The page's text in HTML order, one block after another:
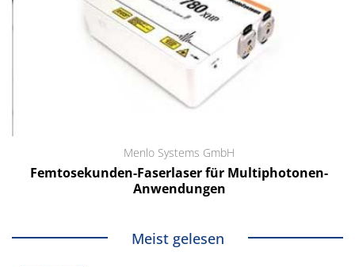
Menlo Systems GmbH
Femtosekunden-Faserlaser für Multiphotonen-
Anwendungen
Meist gelesen